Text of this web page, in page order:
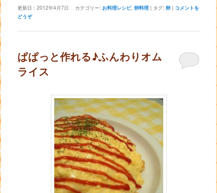
更新日： 2012年4月7日 カテゴリー: お料理レシピ,卵料理 | タグ: 卵 | コメントを
どうぞ
ぱぱっと作れる♪ふんわりオム
ライス